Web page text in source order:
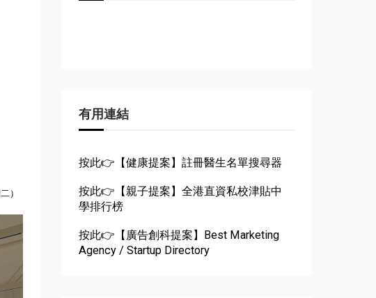
）
有用連結
按此👉【健康提案】註冊醫生名單搜尋器
按此👉【親子提案】全港直資私校津貼中
學排行榜
按此👉【廣告創科提案】Best Marketing
Agency / Startup Directory